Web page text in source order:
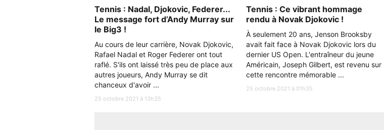
Tennis : Nadal, Djokovic, Federer...
Le message fort d’Andy Murray sur
le Big3 !
Au cours de leur carrière, Novak Djokovic,
Rafael Nadal et Roger Federer ont tout
raflé. S'ils ont laissé très peu de place aux
autres joueurs, Andy Murray se dit
chanceux d'avoir ...
25 octobre 2021 à 13h35
Tennis : Ce vibrant hommage
rendu à Novak Djokovic !
À seulement 20 ans, Jenson Brooksby
avait fait face à Novak Djokovic lors du
dernier US Open. L'entraîneur du jeune
Américain, Joseph Gilbert, est revenu sur
cette rencontre mémorable ...
25 octobre 2021 à 01h35